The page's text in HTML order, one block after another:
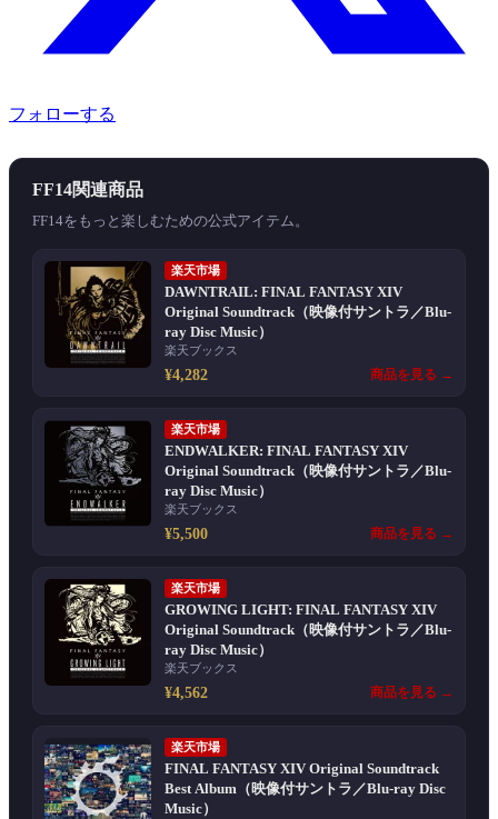
フォローする
FF14関連商品
FF14をもっと楽しむための公式アイテム。
楽天市場
DAWNTRAIL: FINAL FANTASY XIV
Original Soundtrack（映像付サントラ／Blu-
ray Disc Music）
楽天ブックス
¥4,282 商品を見る →
楽天市場
ENDWALKER: FINAL FANTASY XIV
Original Soundtrack（映像付サントラ／Blu-
ray Disc Music）
楽天ブックス
¥5,500 商品を見る →
楽天市場
GROWING LIGHT: FINAL FANTASY XIV
Original Soundtrack（映像付サントラ／Blu-
ray Disc Music）
楽天ブックス
¥4,562 商品を見る →
楽天市場
FINAL FANTASY XIV Original Soundtrack
Best Album（映像付サントラ／Blu-ray Disc
Music）